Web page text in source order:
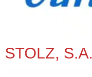
STOLZ, S.A.